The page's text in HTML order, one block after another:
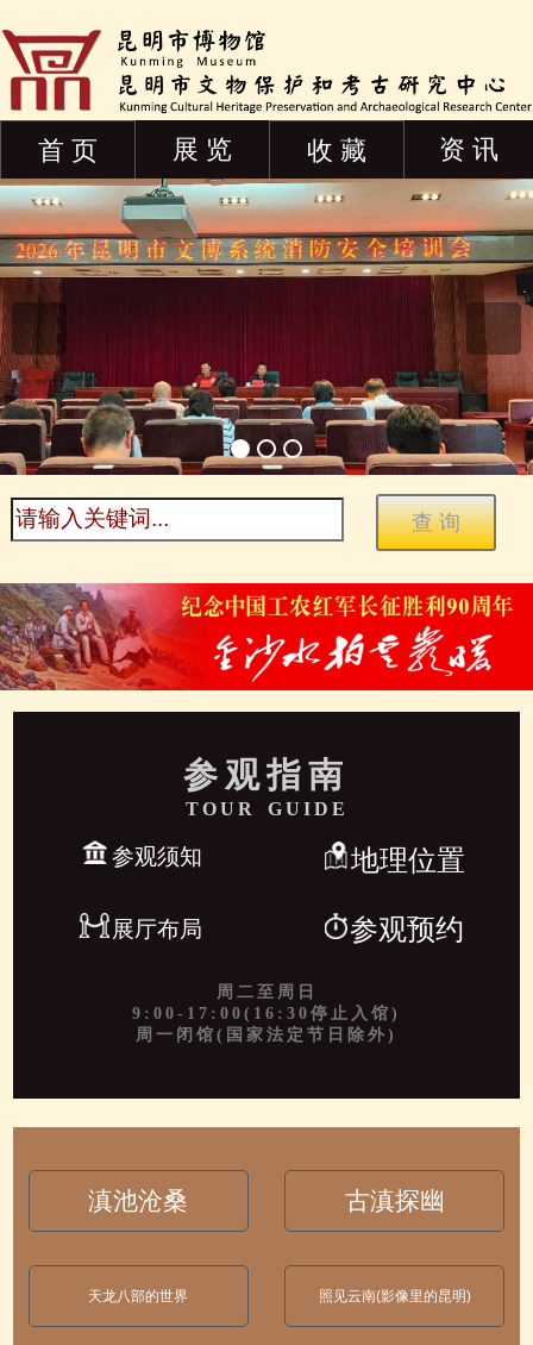
首 页 展 览 收 藏 资 讯
参观指南
TOUR GUIDE
参观须知 地理位置
展厅布局 参观预约
周二至周日
9:00-17:00(16:30停止入馆)
周一闭馆(国家法定节日除外)
滇池沧桑 古滇探幽
天龙八部的世界 照见云南(影像里的昆明)